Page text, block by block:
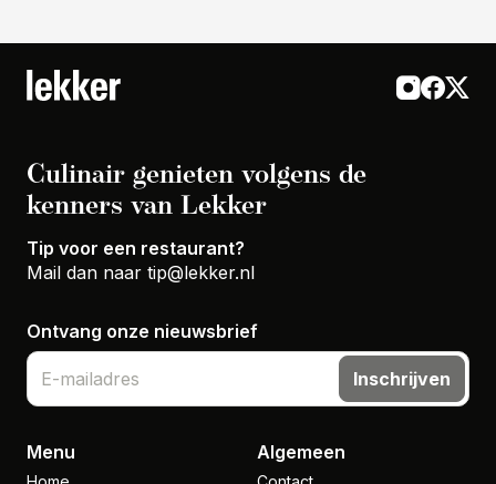
Culinair genieten volgens de
kenners van Lekker
Tip voor een restaurant?
Mail dan naar tip@lekker.nl
Ontvang onze nieuwsbrief
Inschrijven
Menu Algemeen